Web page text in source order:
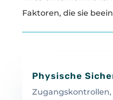
Faktoren, die sie
Physische
Zugangskontrollen,